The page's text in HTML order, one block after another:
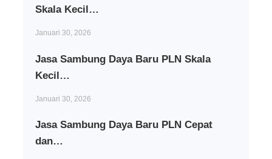
Skala Kecil…
Januari 30, 2026
Jasa Sambung Daya Baru PLN Skala
Kecil…
Januari 30, 2026
Jasa Sambung Daya Baru PLN Cepat
dan…